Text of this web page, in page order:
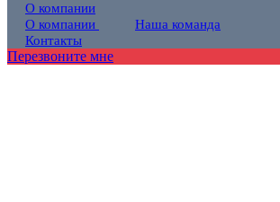
О компании
О компании
Наша команда
Контакты
Перезвоните мне